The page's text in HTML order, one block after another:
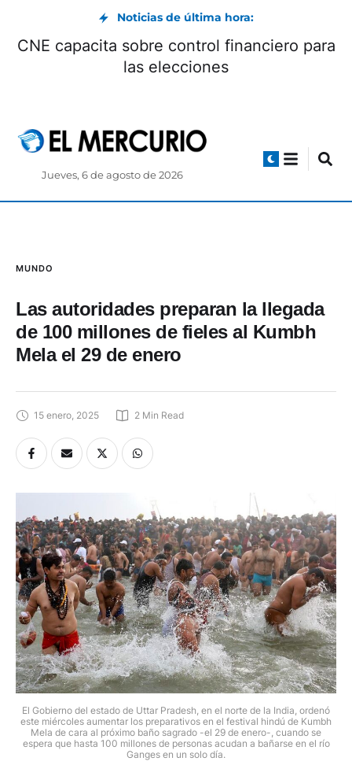
Noticias de última hora:
CNE capacita sobre control financiero para
las elecciones
Jueves, 6 de agosto de 2026
MUNDO
Las autoridades preparan la llegada
de 100 millones de fieles al Kumbh
Mela el 29 de enero
15 enero, 2025 2 Min Read
El Gobierno del estado de Uttar Pradesh, en el norte de la India, ordenó
este miércoles aumentar los preparativos en el festival hindú de Kumbh
Mela de cara al próximo baño sagrado -el 29 de enero-, cuando se
espera que hasta 100 millones de personas acudan a bañarse en el río
Ganges en un solo día.